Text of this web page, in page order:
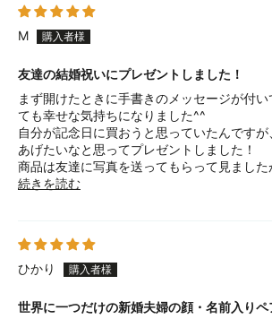
M
友達の結婚祝いにプレゼントしました！
まず開けたときに手書きのメッセージが付
ても幸せな気持ちになりました^^
自分が記念日に買おうと思っていたんです
あげたいなと思ってプレゼントしました！
商品は友達に写真を送ってもらって見まし
続きを読む
ひかり
世界に一つだけの新婚夫婦の顔・名前入りペ